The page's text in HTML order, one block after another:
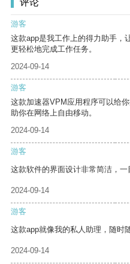
评论
游客
这款app是我工作上的得力助手，
更轻松地完成工作任务。
2024-09-14
游客
这款加速器VPM应用程序可以给
助你在网络上自由移动。
2024-09-14
游客
这款软件的界面设计非常简洁，一
2024-09-14
游客
这款app就像我的私人助理，随时
2024-09-14